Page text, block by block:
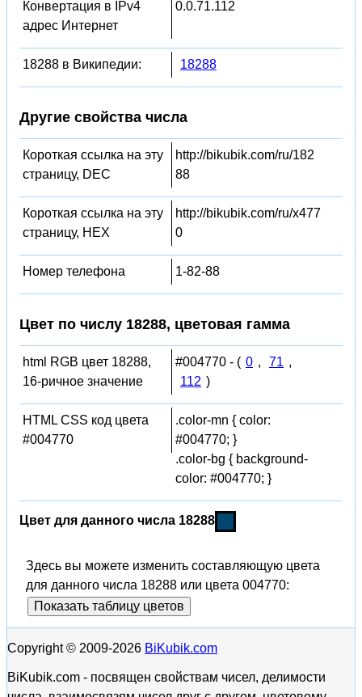
Конвертация в IPv4
адрес Интернет
0.0.71.112
18288 в Википедии: 18288
Другие свойства числа
Короткая ссылка на эту
страницу, DEC
http://bikubik.com/ru/182
88
Короткая ссылка на эту
страницу, HEX
http://bikubik.com/ru/x477
0
Номер телефона 1-82-88
Цвет по числу 18288, цветовая гамма
html RGB цвет 18288,
16-ричное значение
#004770 - ( 0 , 71 ,
112 )
HTML CSS код цвета
#004770
.color-mn { color:
#004770; }
.color-bg { background-
color: #004770; }
Цвет для данного числа 18288
Здесь вы можете изменить составляющую цвета
для данного числа 18288 или цвета 004770:
Показать таблицу цветов
Copyright © 2009-2026 BiKubik.com
BiKubik.com - посвящен свойствам чисел, делимости